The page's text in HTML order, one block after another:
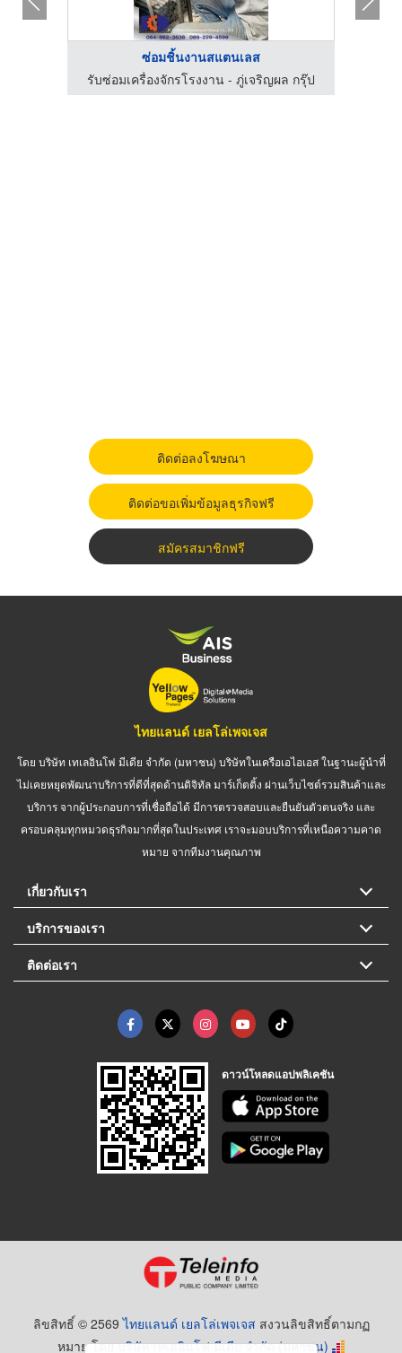
ซ่อมชิ้นงานสแตนเลส
รับซ่อมเครื่องจักรโรงงาน - ภู่เจริญผล กรุ๊ป
ติดต่อลงโฆษณา
ติดต่อขอเพิ่มข้อมูลธุรกิจฟรี
สมัครสมาชิกฟรี
ไทยแลนด์ เยลโล่เพจเจส
โดย บริษัท เทเลอินโฟ มีเดีย จำกัด (มหาชน) บริษัทในเครือเอไอเอส ในฐานะผู้นำที่
ไม่เคยหยุดพัฒนาบริการที่ดีที่สุดด้านดิจิทัล มาร์เก็ตติ้ง ผ่านเว็บไซต์รวมสินค้าและ
บริการ จากผู้ประกอบการที่เชื่อถือได้ มีการตรวจสอบและยืนยันตัวตนจริง และ
ครอบคลุมทุกหมวดธุรกิจมากที่สุดในประเทศ เราจะมอบบริการที่เหนือความคาด
หมาย จากทีมงานคุณภาพ
เกี่ยวกับเรา
บริการของเรา
ติดต่อเรา
ดาวน์โหลดแอปพลิเคชัน
ลิขสิทธิ์ © 2569ไทยแลนด์ เยลโล่เพจเจส สงวนลิขสิทธิ์ตามกฏ
หมาย โดยบริษัท เทเลอินโฟ มีเดีย จำกัด (มหาชน)